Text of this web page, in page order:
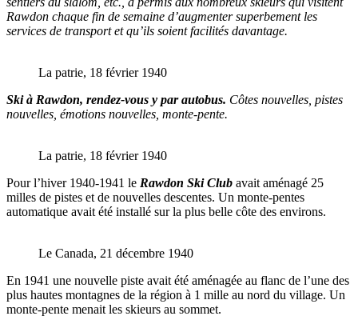
Rawdon chaque fin de semaine d’augmenter superbement les
services de transport et qu’ils soient facilités davantage.
La patrie, 18 février 1940
Ski à Rawdon, rendez-vous y par autobus. Côtes nouvelles, pistes
nouvelles, émotions nouvelles, monte-pente.
La patrie, 18 février 1940
Pour l’hiver 1940-1941 le Rawdon Ski Club avait aménagé 25
milles de pistes et de nouvelles descentes. Un monte-pentes
automatique avait été installé sur la plus belle côte des environs.
Le Canada, 21 décembre 1940
En 1941 une nouvelle piste avait été aménagée au flanc de l’une des
plus hautes montagnes de la région à 1 mille au nord du village. Un
monte-pente menait les skieurs au sommet.